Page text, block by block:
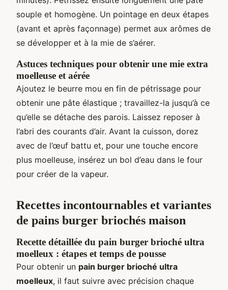
souple et homogène. Un pointage en deux étapes
(avant et après façonnage) permet aux arômes de
se développer et à la mie de s’aérer.
Astuces techniques pour obtenir une mie extra
moelleuse et aérée
Ajoutez le beurre mou en fin de pétrissage pour
obtenir une pâte élastique ; travaillez-la jusqu’à ce
qu’elle se détache des parois. Laissez reposer à
l’abri des courants d’air. Avant la cuisson, dorez
avec de l’œuf battu et, pour une touche encore
plus moelleuse, insérez un bol d’eau dans le four
pour créer de la vapeur.
Recettes incontournables et variantes
de pains burger briochés maison
Recette détaillée du pain burger brioché ultra
moelleux : étapes et temps de pousse
Pour obtenir un pain burger brioché ultra
moelleux, il faut suivre avec précision chaque